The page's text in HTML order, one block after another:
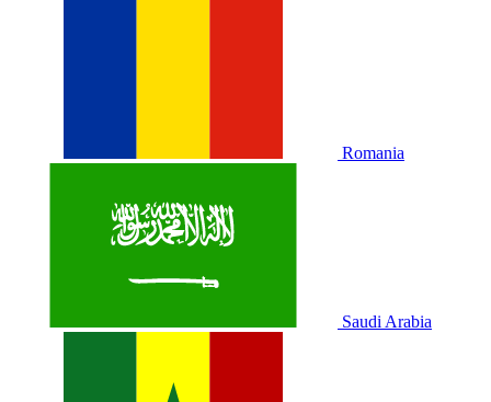
Romania
Saudi Arabia